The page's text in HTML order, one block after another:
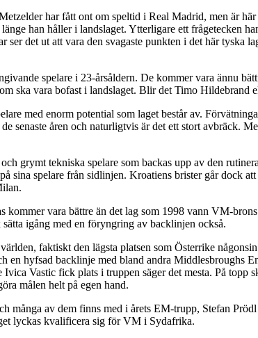
har fått ont om speltid i Real Madrid, men är
han håller i landslaget. Ytterligare ett frågetecken
det ut att vara den svagaste punkten i det här tyska
spelare i 23-årsåldern. De kommer vara ännu
ska vara bofast i landslaget. Blir det Timo Hildebrand
med enorm potential som laget består av.
senaste åren och naturligtvis är det ett stort avbräck.
grymt tekniska spelare som backas upp av den
sina spelare från sidlinjen. Kroatiens brister går dock
vara bättre än det lag som 1998 vann VM-
igång med en föryngring av backlinjen också.
faktiskt den lägsta platsen som Österrike
hyfsad backlinje med bland andra Middlesbroughs
Vastic fick plats i truppen säger det mesta. På topp
målen helt på egen hand.
av dem finns med i årets EM-trupp, Stefan
lyckas kvalificera sig för VM i Sydafrika.